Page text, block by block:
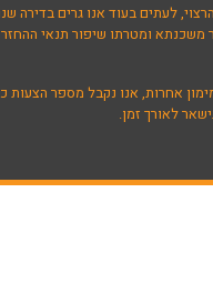
לעתים בעוד אנו גרים בדירה
ומטרתו שיפור תנאי ההחזר
אחרות, אנו נקבל מספר
לאורך זמן.